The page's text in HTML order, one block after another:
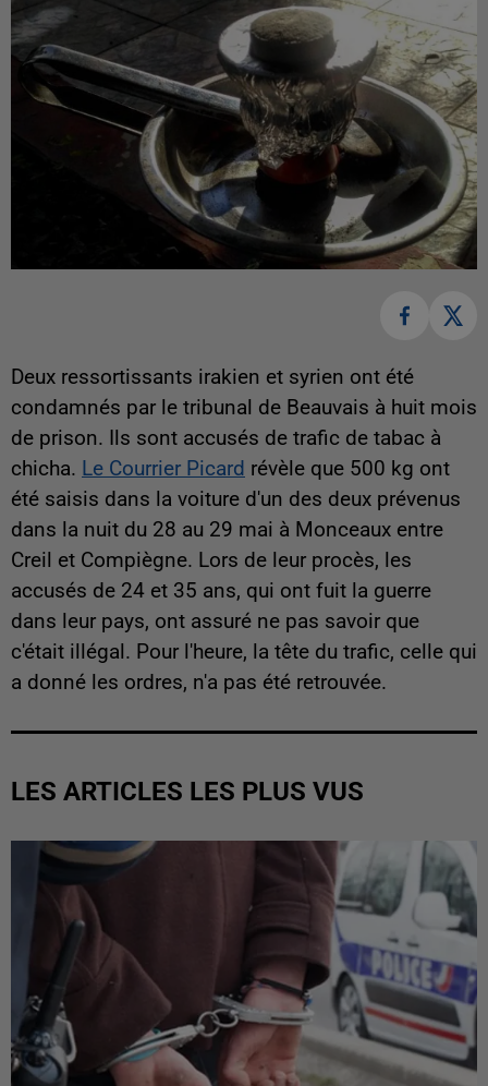
Deux ressortissants irakien et syrien ont été
condamnés par le tribunal de Beauvais à huit mois
de prison. Ils sont accusés de trafic de tabac à
chicha. Le Courrier Picard révèle que 500 kg ont
été saisis dans la voiture d'un des deux prévenus
dans la nuit du 28 au 29 mai à Monceaux entre
Creil et Compiègne. Lors de leur procès, les
accusés de 24 et 35 ans, qui ont fuit la guerre
dans leur pays, ont assuré ne pas savoir que
c'était illégal. Pour l'heure, la tête du trafic, celle qui
a donné les ordres, n'a pas été retrouvée.
LES ARTICLES LES PLUS VUS